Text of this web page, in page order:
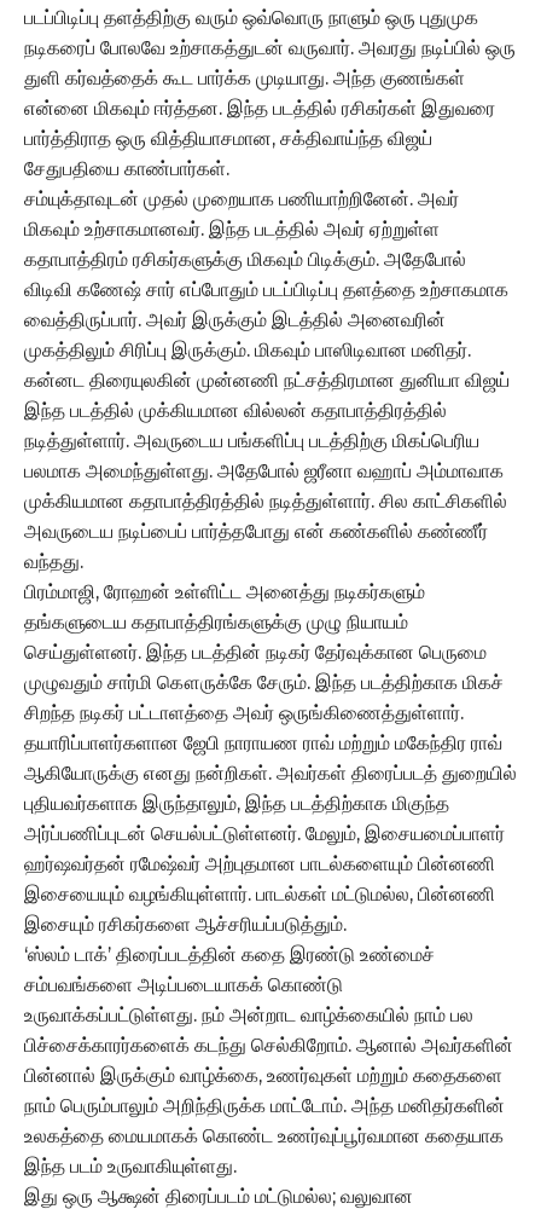
படப்பிடிப்பு தளத்திற்கு வரும் ஒவ்வொரு நாளும் ஒரு புதுமுக
நடிகரைப் போலவே உற்சாகத்துடன் வருவார். அவரது நடிப்பில் ஒரு
துளி கர்வத்தைக் கூட பார்க்க முடியாது. அந்த குணங்கள்
என்னை மிகவும் ஈர்த்தன. இந்த படத்தில் ரசிகர்கள் இதுவரை
பார்த்திராத ஒரு வித்தியாசமான, சக்திவாய்ந்த விஜய்
சேதுபதியை காண்பார்கள்.
சம்யுக்தாவுடன் முதல் முறையாக பணியாற்றினேன். அவர்
மிகவும் உற்சாகமானவர். இந்த படத்தில் அவர் ஏற்றுள்ள
கதாபாத்திரம் ரசிகர்களுக்கு மிகவும் பிடிக்கும். அதேபோல்
விடிவி கணேஷ் சார் எப்போதும் படப்பிடிப்பு தளத்தை உற்சாகமாக
வைத்திருப்பார். அவர் இருக்கும் இடத்தில் அனைவரின்
முகத்திலும் சிரிப்பு இருக்கும். மிகவும் பாஸிடிவான மனிதர்.
கன்னட திரையுலகின் முன்னணி நட்சத்திரமான துனியா விஜய்
இந்த படத்தில் முக்கியமான வில்லன் கதாபாத்திரத்தில்
நடித்துள்ளார். அவருடைய பங்களிப்பு படத்திற்கு மிகப்பெரிய
பலமாக அமைந்துள்ளது. அதேபோல் ஜரீனா வஹாப் அம்மாவாக
முக்கியமான கதாபாத்திரத்தில் நடித்துள்ளார். சில காட்சிகளில்
அவருடைய நடிப்பைப் பார்த்தபோது என் கண்களில் கண்ணீர்
வந்தது.
பிரம்மாஜி, ரோஹன் உள்ளிட்ட அனைத்து நடிகர்களும்
தங்களுடைய கதாபாத்திரங்களுக்கு முழு நியாயம்
செய்துள்ளனர். இந்த படத்தின் நடிகர் தேர்வுக்கான பெருமை
முழுவதும் சார்மி கௌருக்கே சேரும். இந்த படத்திற்காக மிகச்
சிறந்த நடிகர் பட்டாளத்தை அவர் ஒருங்கிணைத்துள்ளார்.
தயாரிப்பாளர்களான ஜேபி நாராயண ராவ் மற்றும் மகேந்திர ராவ்
ஆகியோருக்கு எனது நன்றிகள். அவர்கள் திரைப்படத் துறையில்
புதியவர்களாக இருந்தாலும், இந்த படத்திற்காக மிகுந்த
அர்ப்பணிப்புடன் செயல்பட்டுள்ளனர். மேலும், இசையமைப்பாளர்
ஹர்ஷவர்தன் ரமேஷ்வர் அற்புதமான பாடல்களையும் பின்னணி
இசையையும் வழங்கியுள்ளார். பாடல்கள் மட்டுமல்ல, பின்னணி
இசையும் ரசிகர்களை ஆச்சரியப்படுத்தும்.
‘ஸ்லம் டாக்’ திரைப்படத்தின் கதை இரண்டு உண்மைச்
சம்பவங்களை அடிப்படையாகக் கொண்டு
உருவாக்கப்பட்டுள்ளது. நம் அன்றாட வாழ்க்கையில் நாம் பல
பிச்சைக்காரர்களைக் கடந்து செல்கிறோம். ஆனால் அவர்களின்
பின்னால் இருக்கும் வாழ்க்கை, உணர்வுகள் மற்றும் கதைகளை
நாம் பெரும்பாலும் அறிந்திருக்க மாட்டோம். அந்த மனிதர்களின்
உலகத்தை மையமாகக் கொண்ட உணர்வுப்பூர்வமான கதையாக
இந்த படம் உருவாகியுள்ளது.
இது ஒரு ஆக்ஷன் திரைப்படம் மட்டுமல்ல; வலுவான